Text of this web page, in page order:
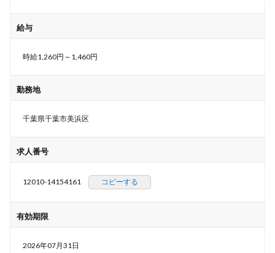
給与
時給1,260円～1,460円
勤務地
千葉県千葉市美浜区
求人番号
12010-14154161 コピーする
有効期限
2026年07月31日